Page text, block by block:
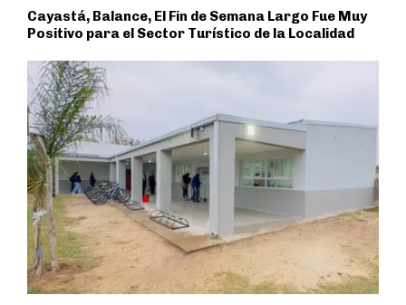
Cayastá, Balance, El Fin de Semana Largo Fue Muy
Positivo para el Sector Turístico de la Localidad